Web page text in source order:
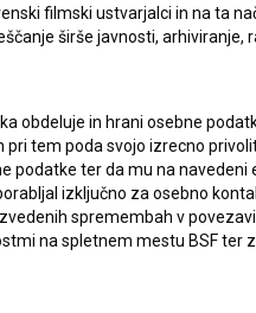
STATISTIKA
POGOSTA
VPRAŠANJA
filmski ustvarjalci in na ta
širše javnosti,
obdeluje in hrani osebne
pri tem poda svojo izrecno
podatke ter da mu na
izključno za osebno
spremembah v
na spletnem mestu BSF ter